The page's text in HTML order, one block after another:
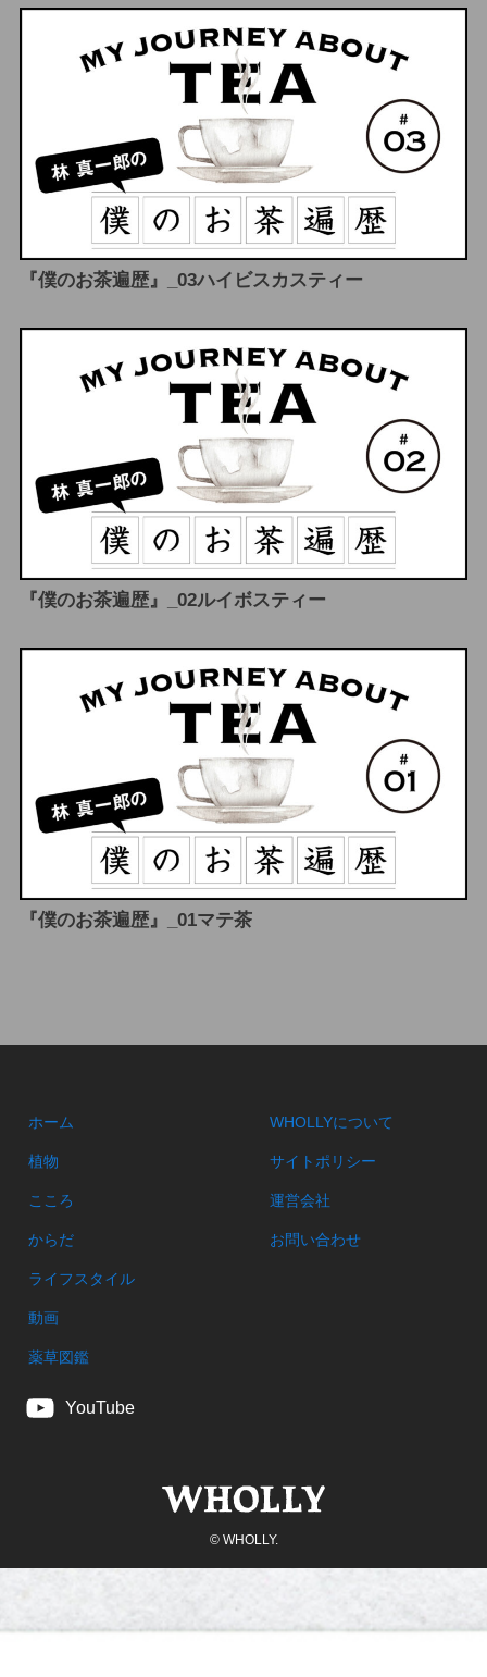
『僕のお茶遍歴』_03ハイビスカスティー
『僕のお茶遍歴』_02ルイボスティー
『僕のお茶遍歴』_01マテ茶
ホーム
植物
こころ
からだ
ライフスタイル
動画
薬草図鑑
WHOLLYについて
サイトポリシー
運営会社
お問い合わせ
YouTube
©WHOLLY.